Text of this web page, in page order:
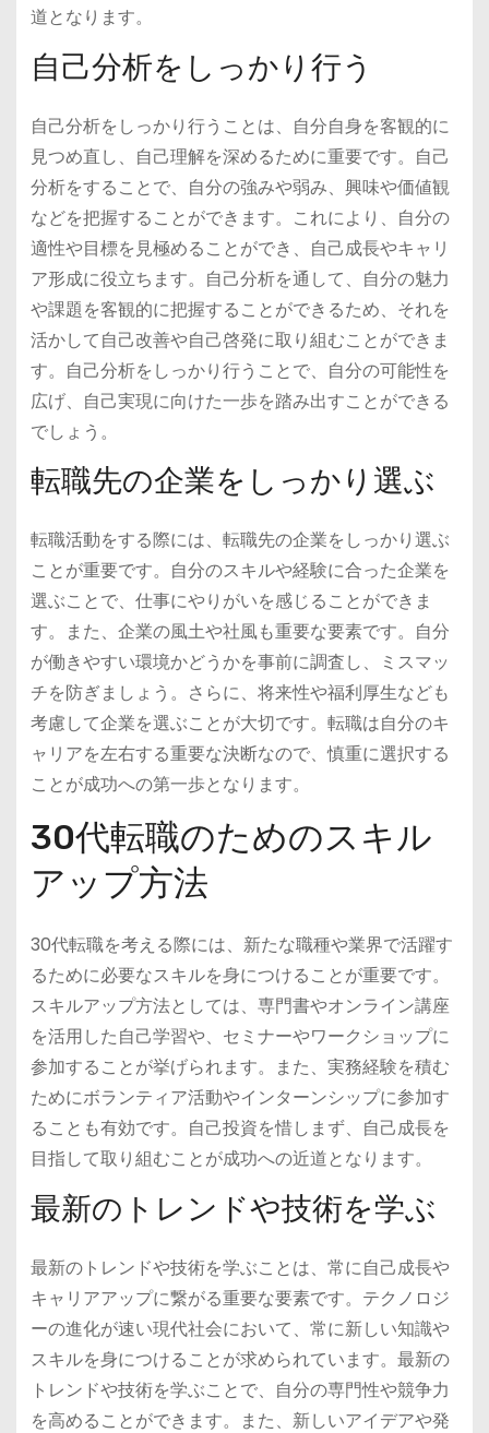
道となります。
自己分析をしっかり行う
自己分析をしっかり行うことは、自分自身を客観的に
見つめ直し、自己理解を深めるために重要です。自己
分析をすることで、自分の強みや弱み、興味や価値観
などを把握することができます。これにより、自分の
適性や目標を見極めることができ、自己成長やキャリ
ア形成に役立ちます。自己分析を通して、自分の魅力
や課題を客観的に把握することができるため、それを
活かして自己改善や自己啓発に取り組むことができま
す。自己分析をしっかり行うことで、自分の可能性を
広げ、自己実現に向けた一歩を踏み出すことができる
でしょう。
転職先の企業をしっかり選ぶ
転職活動をする際には、転職先の企業をしっかり選ぶ
ことが重要です。自分のスキルや経験に合った企業を
選ぶことで、仕事にやりがいを感じることができま
す。また、企業の風土や社風も重要な要素です。自分
が働きやすい環境かどうかを事前に調査し、ミスマッ
チを防ぎましょう。さらに、将来性や福利厚生なども
考慮して企業を選ぶことが大切です。転職は自分のキ
ャリアを左右する重要な決断なので、慎重に選択する
ことが成功への第一歩となります。
30代転職のためのスキル
アップ方法
30代転職を考える際には、新たな職種や業界で活躍す
るために必要なスキルを身につけることが重要です。
スキルアップ方法としては、専門書やオンライン講座
を活用した自己学習や、セミナーやワークショップに
参加することが挙げられます。また、実務経験を積む
ためにボランティア活動やインターンシップに参加す
ることも有効です。自己投資を惜しまず、自己成長を
目指して取り組むことが成功への近道となります。
最新のトレンドや技術を学ぶ
最新のトレンドや技術を学ぶことは、常に自己成長や
キャリアアップに繋がる重要な要素です。テクノロジ
ーの進化が速い現代社会において、常に新しい知識や
スキルを身につけることが求められています。最新の
トレンドや技術を学ぶことで、自分の専門性や競争力
を高めることができます。また、新しいアイデアや発